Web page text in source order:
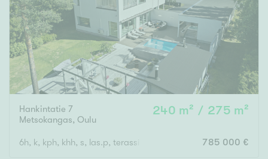
Hinta
000 €
Pinta-ala
Asuinpinta-ala Kokonaispinta-ala
m²
Hankintatie 7
Metsokangas, Oulu
240 m² / 275 m²
6h, k, kph, khh, s, las.p, terassi + autotalli 785 000 €